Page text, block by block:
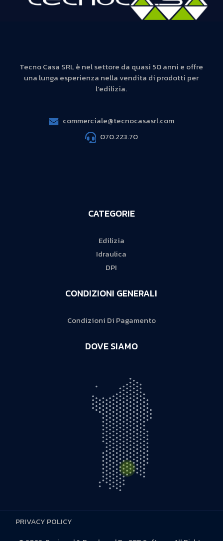
Tecno Casa SRL è nel settore da quasi 50 anni e offre
una lunga esperienza nella vendita di prodotti per
l’edilizia.
commerciale@tecnocasasrl.com
070.223.70
CATEGORIE
Edilizia
Idraulica
DPI
CONDIZIONI GENERALI
Condizioni Di Pagamento
DOVE SIAMO
S.S. 131 D KM 5,500 - 09028 Sestu (CA)
PRIVACY POLICY